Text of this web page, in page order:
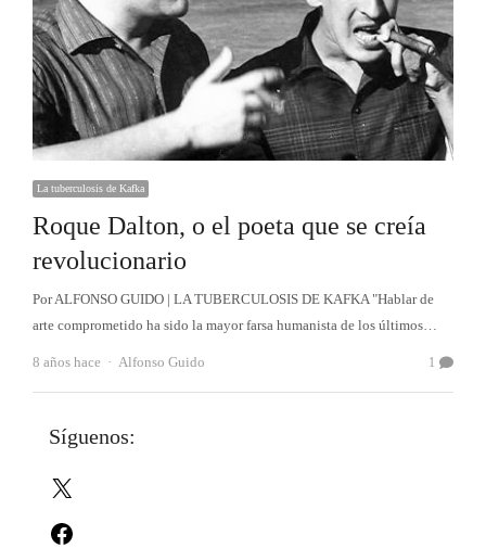
La tuberculosis de Kafka
Roque Dalton, o el poeta que se creía
revolucionario
Por ALFONSO GUIDO | LA TUBERCULOSIS DE KAFKA "Hablar de
arte comprometido ha sido la mayor farsa humanista de los últimos…
8 años hace Autor
Alfonso Guido 1
Síguenos: